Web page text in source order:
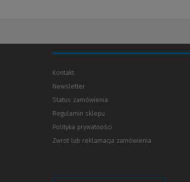
Kontakt
Newsletter
Status zamówienia
Regulamin sklepu
Polityka prywatności
innej
Zwrot lub reklamacja zamówienia